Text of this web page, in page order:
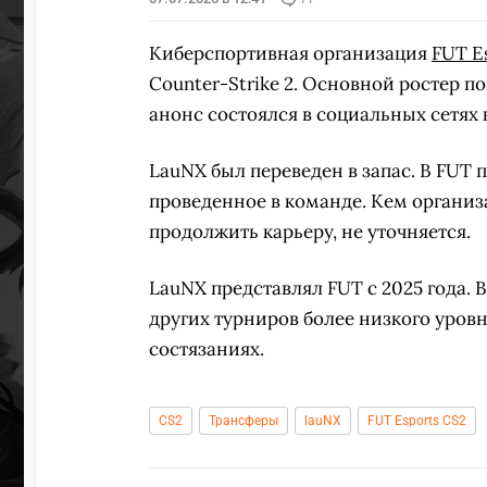
Киберспортивная организация FUT
Counter-Strike 2. Основной ростер
анонс состоялся в социальных сетях
LauNX был переведен в запас. В FUT
проведенное в команде. Кем
продолжить карьеру, не уточняется.
LauNX представлял FUT с 2025
других турниров более низкого
состязаниях.
CS2 Трансферы lauNX FUT Esports CS2